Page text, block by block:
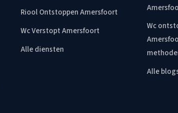
Riool Ontstoppen Amersfoort
Wc Verstopt Amersfoort
Alle diensten
Wc
Alle